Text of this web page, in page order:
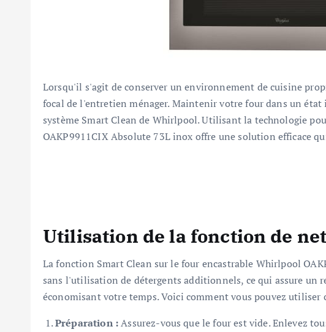
Lorsqu'il s'agit de conserver un environnement de cuisine
focal de l'entretien ménager. Maintenir votre four dans un état
système Smart Clean de Whirlpool. Utilisant la technologie
OAKP9911CIX Absolute 73L inox offre une solution efficace
Utilisation de la fonction de
La fonction Smart Clean sur le four encastrable Whirlpool
sans l'utilisation de détergents additionnels, ce qui assure un
économisant votre temps. Voici comment vous pouvez
Préparation :Assurez-vous que le four est vide. Enlevez